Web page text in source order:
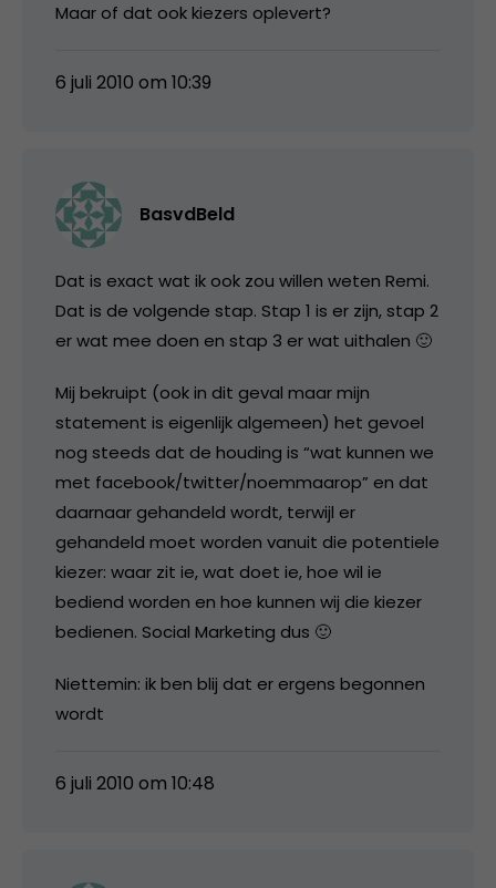
Maar of dat ook kiezers oplevert?
6 juli 2010 om 10:39
BasvdBeld
Dat is exact wat ik ook zou willen weten Remi.
Dat is de volgende stap. Stap 1 is er zijn, stap 2
er wat mee doen en stap 3 er wat uithalen 🙂
Mij bekruipt (ook in dit geval maar mijn
statement is eigenlijk algemeen) het gevoel
nog steeds dat de houding is “wat kunnen we
met facebook/twitter/noemmaarop” en dat
daarnaar gehandeld wordt, terwijl er
gehandeld moet worden vanuit die potentiele
kiezer: waar zit ie, wat doet ie, hoe wil ie
bediend worden en hoe kunnen wij die kiezer
bedienen. Social Marketing dus 🙂
Niettemin: ik ben blij dat er ergens begonnen
wordt
6 juli 2010 om 10:48